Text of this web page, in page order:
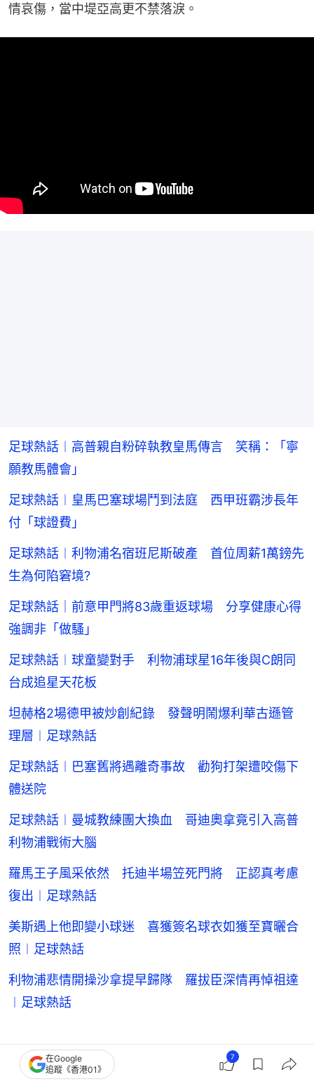
情哀傷，當中堤亞高更不禁落淚。
足球熱話︱高普親自粉碎執教皇馬傳言 笑稱：「寧
願教馬體會」
足球熱話︱皇馬巴塞球場鬥到法庭 西甲班霸涉長年
付「球證費」
足球熱話︱利物浦名宿班尼斯破產 首位周薪1萬鎊先
生為何陷窘境?
足球熱話｜前意甲門將83歲重返球場 分享健康心得
強調非「做騷」
足球熱話︱球童變對手 利物浦球星16年後與C朗同
台成追星天花板
坦赫格2場德甲被炒創紀錄 發聲明鬧爆利華古遜管
理層︱足球熱話
足球熱話︱巴塞舊將遇離奇事故 勸狗打架遭咬傷下
體送院
足球熱話︱曼城教練團大換血 哥迪奧拿竟引入高普
利物浦戰術大腦
羅馬王子風采依然 托迪半場笠死門將 正認真考慮
復出︱足球熱話
美斯遇上他即變小球迷 喜獲簽名球衣如獲至寶曬合
照︱足球熱話
利物浦悲情開操沙拿提早歸隊 羅拔臣深情再悼祖達
︱足球熱話
利物浦（Liverpool）
在Google
追蹤《香港01》
7